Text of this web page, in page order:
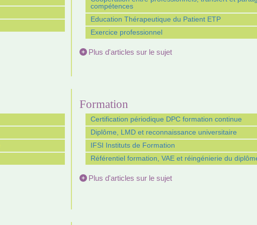
compétences
Education Thérapeutique du Patient ETP
Exercice professionnel
Plus d'articles sur le sujet
Formation
Certification périodique DPC formation continue
Diplôme, LMD et reconnaissance universitaire
IFSI Instituts de Formation
Référentiel formation, VAE et réingénierie du
Plus d'articles sur le sujet